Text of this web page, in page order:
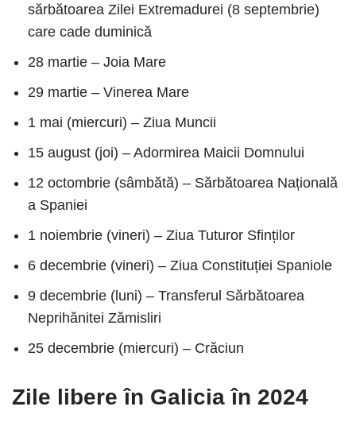
sărbătoarea Zilei Extremadurei (8 septembrie)
care cade duminică
28 martie – Joia Mare
29 martie – Vinerea Mare
1 mai (miercuri) – Ziua Muncii
15 august (joi) – Adormirea Maicii Domnului
12 octombrie (sâmbătă) – Sărbătoarea Națională
a Spaniei
1 noiembrie (vineri) – Ziua Tuturor Sfinților
6 decembrie (vineri) – Ziua Constituției Spaniole
9 decembrie (luni) – Transferul Sărbătoarea
Neprihănitei Zămisliri
25 decembrie (miercuri) – Crăciun
Zile libere în Galicia în 2024